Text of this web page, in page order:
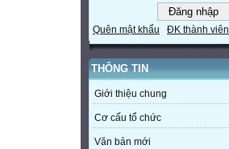
Quên mật khẩu ĐK thành viên
THÔNG TIN
Giới thiệu chung
Cơ cấu tổ chức
Văn bản mới